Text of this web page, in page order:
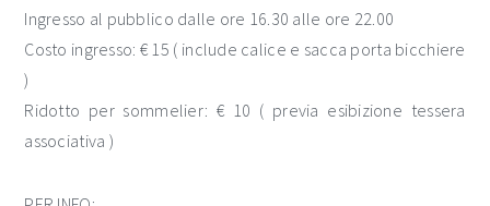
Ingresso al pubblico dalle ore 16.30 alle ore 22.00
Costo ingresso: € 15 ( include calice e sacca porta bicchiere
)
Ridotto per sommelier: € 10 ( previa esibizione tessera
associativa )